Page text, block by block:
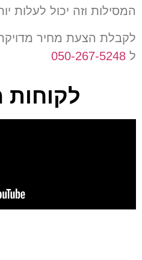
המסילות וזה יכול לעלות
לקבלת הצעת מחיר מדויקת
ל 050-267-5248
לקוחות